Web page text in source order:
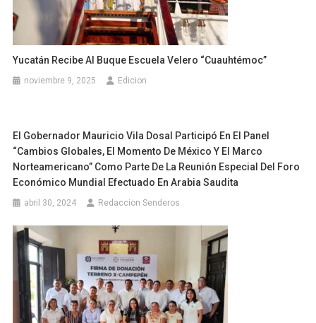
Yucatán Recibe Al Buque Escuela Velero “Cuauhtémoc”
noviembre 9, 2025 Edicion
El Gobernador Mauricio Vila Dosal Participó En El Panel
“Cambios Globales, El Momento De México Y El Marco
Norteamericano” Como Parte De La Reunión Especial Del Foro
Económico Mundial Efectuado En Arabia Saudita
abril 30, 2024 Redaccion Senderos